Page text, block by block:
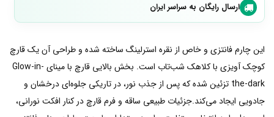
ارسال رایگان به سراسر ایران
این چارم فانتزی و خاص از نقره استرلینگ ساخته شده و طراحی آن یک قارچ
کوچک آویزی با کلاهک شب‌تاب است. بخش بالایی قارچ با مینای Glow-in-
the-dark تزئین شده که پس از جذب نور، در تاریکی جلوه‌ای درخشان و
جادویی ایجاد می‌کند.جزئیات طبیعی ساقه و فرم قارچ در کنار افکت نورانی،